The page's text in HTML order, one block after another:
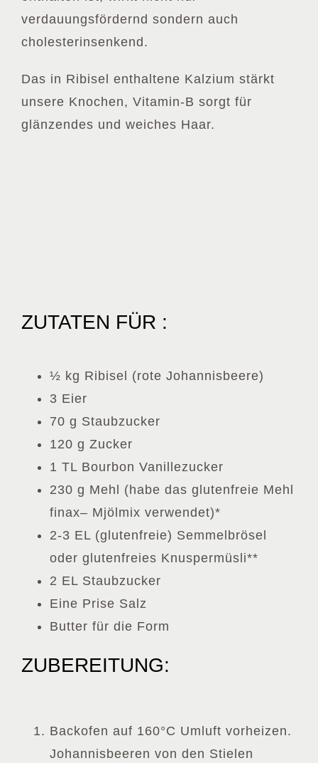
verdauungsfördernd sondern auch
cholesterinsenkend.
Das in Ribisel enthaltene Kalzium stärkt
unsere Knochen, Vitamin-B sorgt für
glänzendes und weiches Haar.
ZUTATEN FÜR :
½ kg Ribisel (rote Johannisbeere)
3 Eier
70 g Staubzucker
120 g Zucker
1 TL Bourbon Vanillezucker
230 g Mehl (habe das glutenfreie Mehl
finax– Mjölmix verwendet)*
2-3 EL (glutenfreie) Semmelbrösel
oder glutenfreies Knuspermüsli**
2 EL Staubzucker
Eine Prise Salz
Butter für die Form
ZUBEREITUNG:
Backofen auf 160°C Umluft vorheizen.
Johannisbeeren von den Stielen